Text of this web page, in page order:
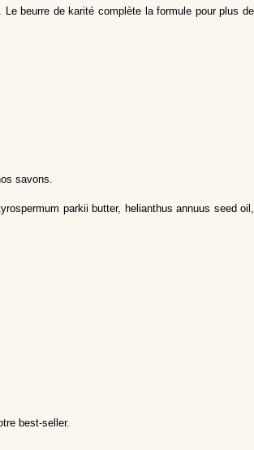
beurre de karité complète la formule pour plus de
savons.
parkii butter, helianthus annuus seed oil,
best-seller.